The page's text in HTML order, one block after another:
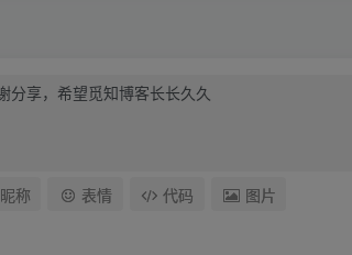
昵称
表情 代码 图片